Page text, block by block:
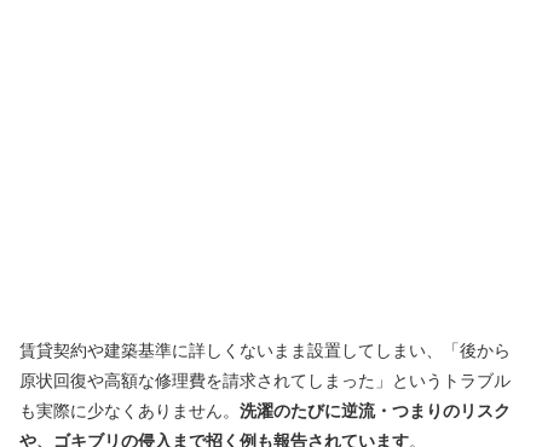
賃貸契約や建築基準に詳しくないまま設置してしまい、「後から
原状回復や高額な修理費を請求されてしまった」というトラブル
も実際に少なくありません。 洗濯のたびに逆流・つまりのリスク
や、ゴキブリの侵入まで招く例も報告されています。